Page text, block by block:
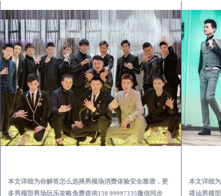
本文详细为你解答怎么选择男模场消费体验安全靠谱，更
多男模型男场玩乐攻略免费咨询150 99997335微信同步
本文详细
搭讪男模